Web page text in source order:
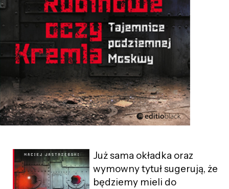
Już sama okładka oraz
wymowny tytuł sugerują, że
będziemy mieli do